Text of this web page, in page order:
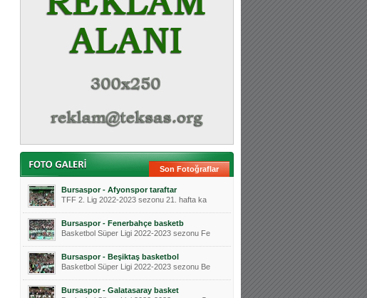
Son Fotoğraflar
Bursaspor - Afyonspor taraftar
TFF 2. Lig 2022-2023 sezonu 21. hafta ka
Bursaspor - Fenerbahçe basketb
Basketbol Süper Ligi 2022-2023 sezonu Fe
Bursaspor - Beşiktaş basketbol
Basketbol Süper Ligi 2022-2023 sezonu Be
Bursaspor - Galatasaray basket